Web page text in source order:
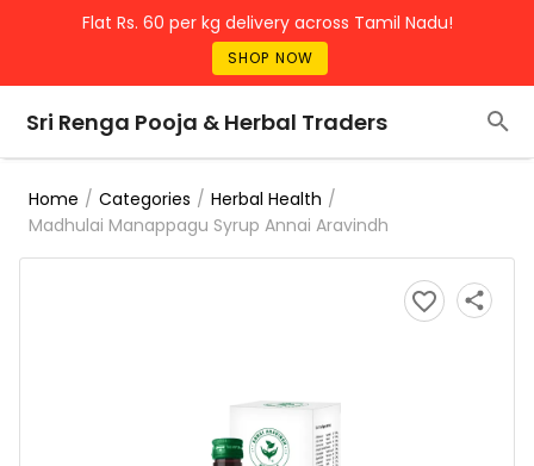
Flat Rs. 60 per kg delivery across Tamil Nadu!
SHOP NOW
Sri Renga Pooja & Herbal Traders
Home / Categories / Herbal Health /
Madhulai Manappagu Syrup Annai Aravindh